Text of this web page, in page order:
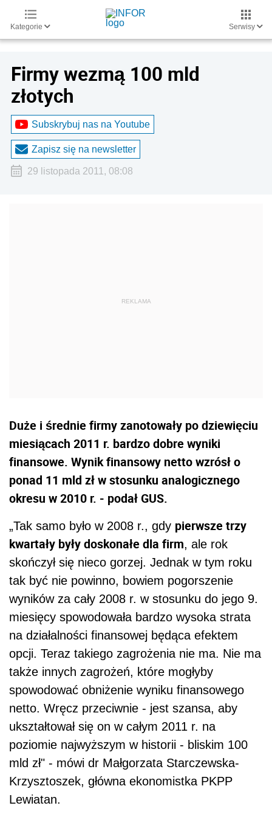
Kategorie Serwisy
Firmy wezmą 100 mld
złotych
Subskrybuj nas na Youtube
Zapisz się na newsletter
29 listopada 2011, 08:08
Duże i średnie firmy zanotowały po dziewięciu
miesiącach 2011 r. bardzo dobre wyniki
finansowe. Wynik finansowy netto wzrósł o
ponad 11 mld zł w stosunku analogicznego
okresu w 2010 r. - podał GUS.
„Tak samo było w 2008 r., gdy pierwsze trzy
kwartały były doskonałe dla firm, ale rok
skończył się nieco gorzej. Jednak w tym roku
tak być nie powinno, bowiem pogorszenie
wyników za cały 2008 r. w stosunku do jego 9.
miesięcy spowodowała bardzo wysoka strata
na działalności finansowej będąca efektem
opcji. Teraz takiego zagrożenia nie ma. Nie ma
także innych zagrożeń, które mogłyby
spowodować obniżenie wyniku finansowego
netto. Wręcz przeciwnie - jest szansa, aby
ukształtował się on w całym 2011 r. na
poziomie najwyższym w historii - bliskim 100
mld zł" - mówi dr Małgorzata Starczewska-
Krzysztoszek, główna ekonomistka PKPP
Lewiatan.